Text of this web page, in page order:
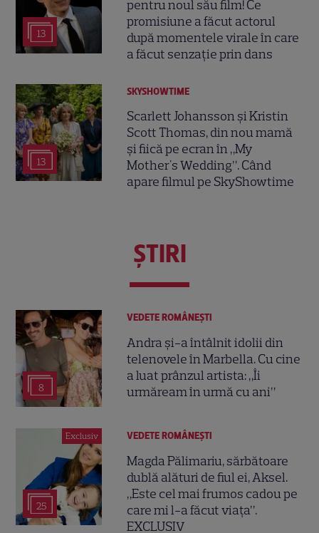
13
pentru noul său film! Ce
promisiune a făcut actorul
după momentele virale în care
a făcut senzație prin dans
13
SKYSHOWTIME
Scarlett Johansson și Kristin
Scott Thomas, din nou mamă
și fiică pe ecran în „My
Mother's Wedding”. Când
apare filmul pe SkyShowtime
ŞTIRI
8
VEDETE ROMÂNEŞTI
Andra și-a întâlnit idolii din
telenovele în Marbella. Cu cine
a luat prânzul artista: „Îi
urmăream în urmă cu ani”
Exclusiv
25
VEDETE ROMÂNEŞTI
Magda Pălimariu, sărbătoare
dublă alături de fiul ei, Aksel.
„Este cel mai frumos cadou pe
care mi l-a făcut viața”.
EXCLUSIV